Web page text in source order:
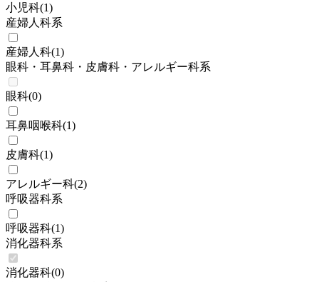
小児科(1)
産婦人科系
産婦人科(1)
眼科・耳鼻科・皮膚科・アレルギー科系
眼科(0)
耳鼻咽喉科(1)
皮膚科(1)
アレルギー科(2)
呼吸器科系
呼吸器科(1)
消化器科系
消化器科(0)